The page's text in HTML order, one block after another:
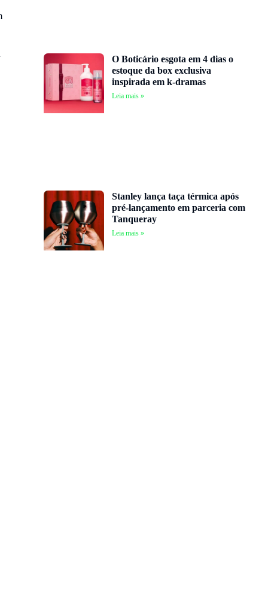
O Boticário esgota em 4 dias o
estoque da box exclusiva
inspirada em k-dramas
Leia mais »
Stanley lança taça térmica após
pré-lançamento em parceria com
Tanqueray
Leia mais »